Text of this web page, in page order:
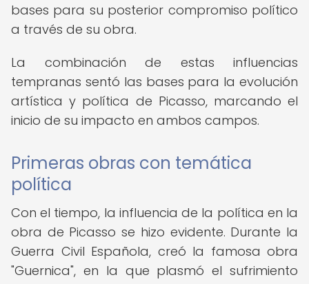
bases para su posterior compromiso político
a través de su obra.
La combinación de estas influencias
tempranas sentó las bases para la evolución
artística y política de Picasso, marcando el
inicio de su impacto en ambos campos.
Primeras obras con temática
política
Con el tiempo, la influencia de la política en la
obra de Picasso se hizo evidente. Durante la
Guerra Civil Española, creó la famosa obra
"Guernica", en la que plasmó el sufrimiento